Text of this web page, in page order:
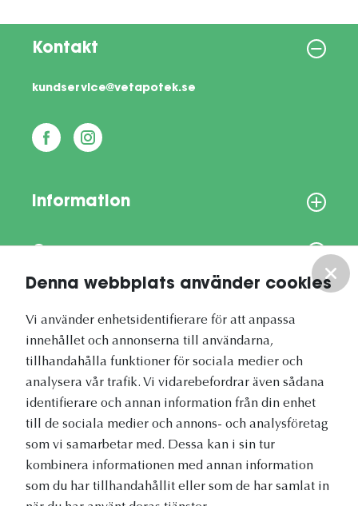
Denna webbplats använder cookies
Vi använder enhetsidentifierare för att anpassa
innehållet och annonserna till användarna,
tillhandahålla funktioner för sociala medier och
analysera vår trafik. Vi vidarebefordrar även sådana
identifierare och annan information från din enhet
till de sociala medier och annons- och analysföretag
som vi samarbetar med. Dessa kan i sin tur
kombinera informationen med annan information
som du har tillhandahållit eller som de har samlat in
Kontakt
kundservice@vetapotek.se
Information
Vetapotek.se är en del av
Evidensia Djursjukvård